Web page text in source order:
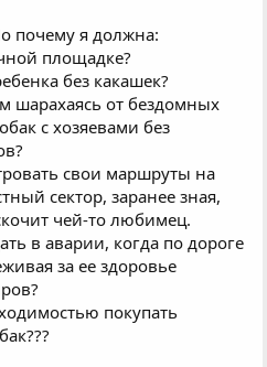
почему я должна:
площадке?
без какашек?
шарахаясь от бездомных
с хозяевами без
свои маршруты на
сектор, заранее зная,
чей-то любимец.
в аварии, когда по дороге
за ее здоровье
покупать